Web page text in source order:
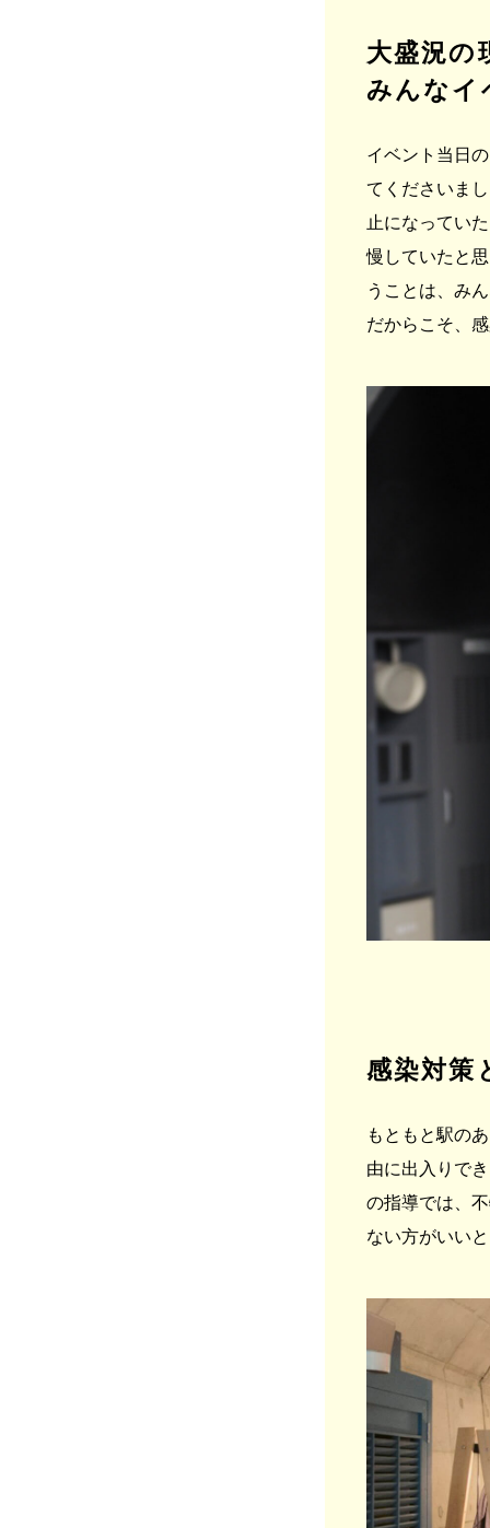
大盛況の
みんなイ
イベント当日
てくださいま
止になってい
慢していたと
うことは、み
だからこそ、
感染対策
もともと駅の
由に出入りで
の指導では、
ない方がいい